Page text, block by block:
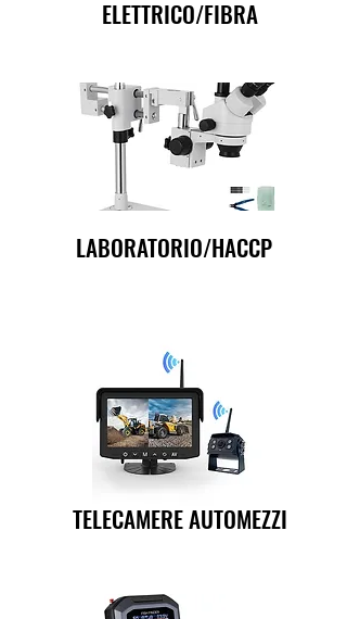
ELETTRICO/FIBRA
LABORATORIO/HACCP
TELECAMERE AUTOMEZZI